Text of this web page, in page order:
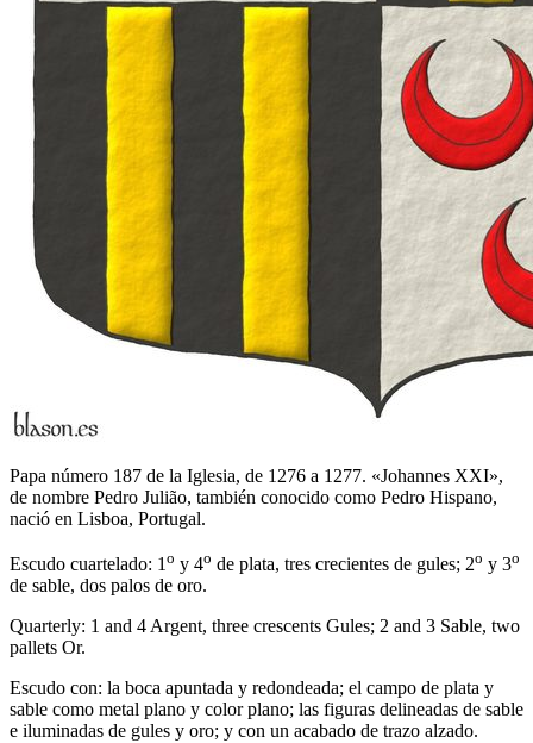
Papa número 187 de la Iglesia, de 1276 a 1277. «Johannes XXI»,
de nombre Pedro Julião, también conocido como Pedro Hispano,
nació en Lisboa, Portugal.
Escudo cuartelado: 1 o y 4o de plata, tres crecientes de gules; 2o y 3o
de sable, dos palos de oro.
Quarterly: 1 and 4 Argent, three crescents Gules; 2 and 3 Sable, two
pallets Or.
Escudo con: la boca apuntada y redondeada; el campo de plata y
sable como metal plano y color plano; las figuras delineadas de sable
e iluminadas de gules y oro; y con un acabado de trazo alzado.